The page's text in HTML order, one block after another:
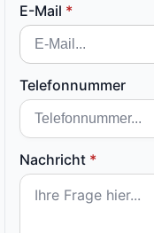
E-Mail *
Telefonnummer
Nachricht *